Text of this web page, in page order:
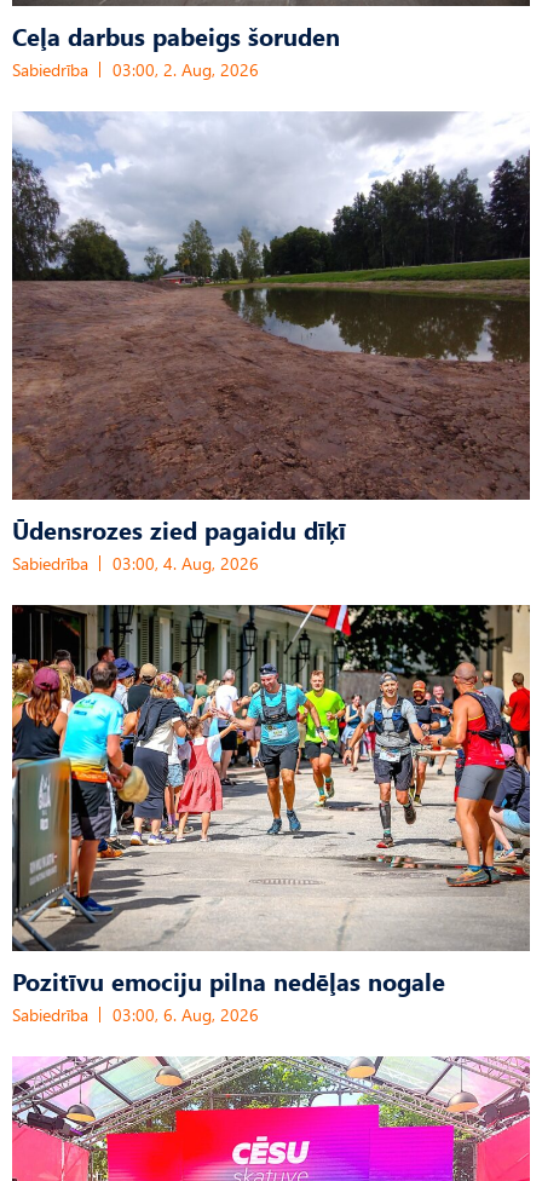
Ceļa darbus pabeigs šoruden
Sabiedrība 03:00, 2. Aug, 2026
Ūdensrozes zied pagaidu dīķī
Sabiedrība 03:00, 4. Aug, 2026
Pozitīvu emociju pilna nedēļas nogale
Sabiedrība 03:00, 6. Aug, 2026